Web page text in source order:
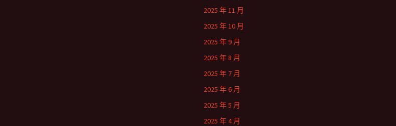
2025 年 11 月
2025 年 10 月
2025 年 9 月
2025 年 8 月
2025 年 7 月
2025 年 6 月
2025 年 5 月
2025 年 4 月